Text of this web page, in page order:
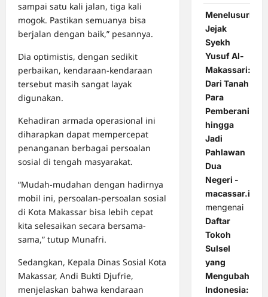
sampai satu kali jalan, tiga kali
mogok. Pastikan semuanya bisa
berjalan dengan baik,” pesannya.
Dia optimistis, dengan sedikit
perbaikan, kendaraan-kendaraan
tersebut masih sangat layak
digunakan.
Kehadiran armada operasional ini
diharapkan dapat mempercepat
penanganan berbagai persoalan
sosial di tengah masyarakat.
“Mudah-mudahan dengan hadirnya
mobil ini, persoalan-persoalan sosial
di Kota Makassar bisa lebih cepat
kita selesaikan secara bersama-
sama,” tutup Munafri.
Sedangkan, Kepala Dinas Sosial Kota
Makassar, Andi Bukti Djufrie,
menjelaskan bahwa kendaraan
Menelusuri
Jejak
Syekh
Yusuf Al-
Makassari:
Dari Tanah
Para
Pemberani
hingga
Jadi
Pahlawan
Dua
Negeri -
macassar.id
mengenai
Daftar
Tokoh
Sulsel
yang
Mengubah
Indonesia: